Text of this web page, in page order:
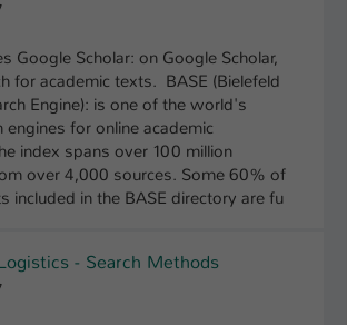
Google Scholar: on Google Scholar,
for academic texts. BASE (Bielefeld
Engine): is one of the world's
engines for online academic
index spans over 100 million
over 4,000 sources. Some 60% of
included in the BASE directory are fu
- Search Methods